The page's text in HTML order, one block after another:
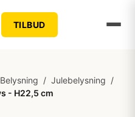
TILBUD
Belysning / Julebelysning /
- H22,5 cm